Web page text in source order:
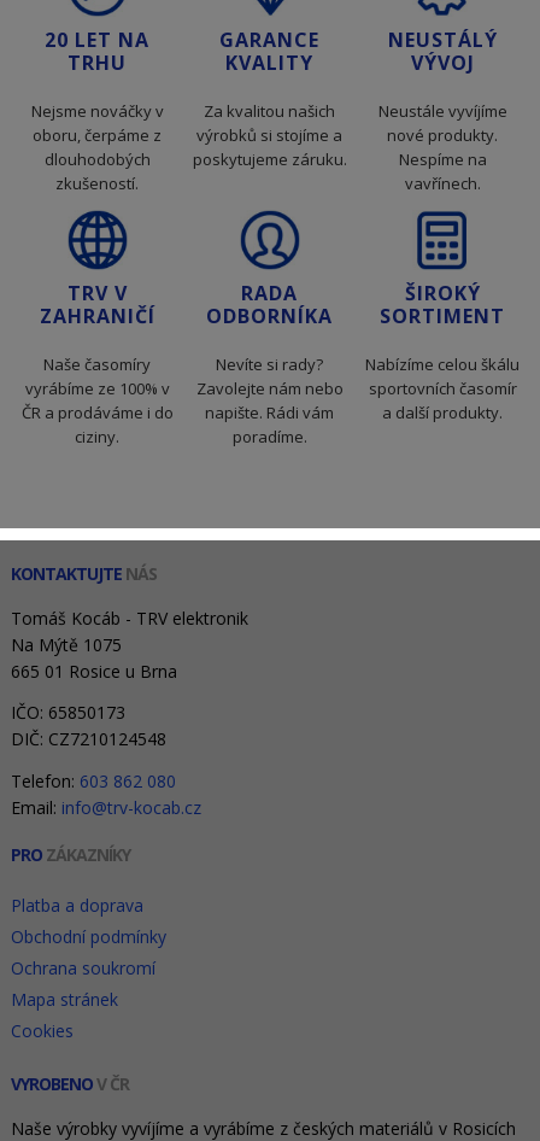
20 LET NA
TRHU
Nejsme nováčky v
oboru, čerpáme z
dlouhodobých
zkušeností.
GARANCE
KVALITY
Za kvalitou našich
výrobků si stojíme a
poskytujeme záruku.
NEUSTÁLÝ
VÝVOJ
Neustále vyvíjíme
nové produkty.
Nespíme na
vavřínech.
TRV V
ZAHRANIČÍ
Naše časomíry
vyrábíme ze 100% v
ČR a prodáváme i do
ciziny.
RADA
ODBORNÍKA
Nevíte si rady?
Zavolejte nám nebo
napište. Rádi vám
poradíme.
ŠIROKÝ
SORTIMENT
Nabízíme celou škálu
sportovních časomír
a další produkty.
KONTAKTUJTENÁS
Tomáš Kocáb - TRV elektronik
Na Mýtě 1075
665 01 Rosice u Brna
IČO: 65850173
DIČ: CZ7210124548
Telefon: 603 862 080
Email: info@trv-kocab.cz
PROZÁKAZNÍKY
Platba a doprava
Obchodní podmínky
Ochrana soukromí
Mapa stránek
Cookies
VYROBENOV ČR
Naše výrobky vyvíjíme a vyrábíme z českých materiálů v Rosicích